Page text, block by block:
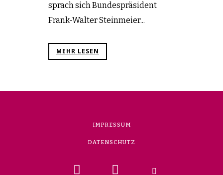
sprach sich Bundespräsident
Frank-Walter Steinmeier...
MEHR LESEN
IMPRESSUM
DATENSCHUTZ